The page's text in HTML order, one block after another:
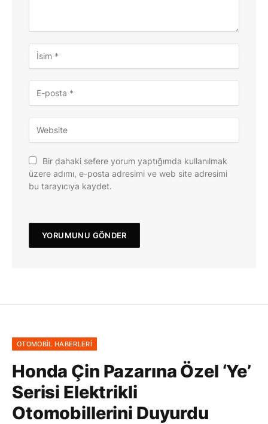
Bir dahaki sefere yorum yaptığımda kullanılmak
üzere adımı, e-posta adresimi ve web site adresimi
bu tarayıcıya kaydet.
OTOMOBIL HABERLERI
Honda Çin Pazarına Özel ‘Ye’
Serisi Elektrikli
Otomobillerini Duyurdu